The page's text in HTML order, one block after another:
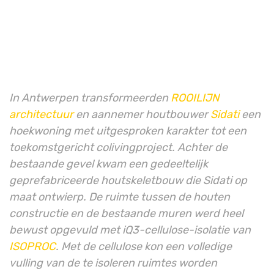
In Antwerpen transformeerden ROOILIJN
architectuuren aannemer houtbouwerSidatieen
hoekwoning met uitgesproken karakter tot een
toekomstgericht colivingproject. Achter de
bestaande gevel kwam een gedeeltelijk
geprefabriceerde houtskeletbouw die Sidati op
maat ontwierp. De ruimte tussen de houten
constructie en de bestaande muren werd heel
bewust opgevuld met iQ3-cellulose-isolatie van
ISOPROC. Met de cellulose kon een volledige
vulling van de te isoleren ruimtes worden